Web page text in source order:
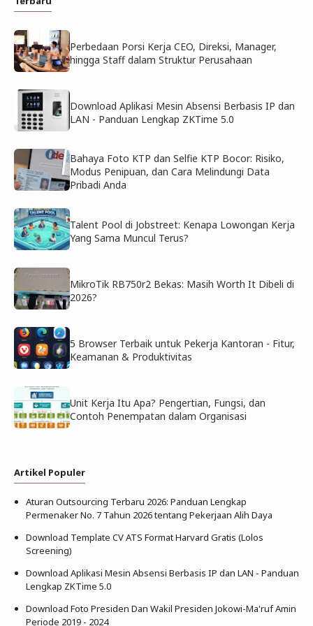
Perbedaan Porsi Kerja CEO, Direksi, Manager,
hingga Staff dalam Struktur Perusahaan
Download Aplikasi Mesin Absensi Berbasis IP dan
LAN - Panduan Lengkap ZKTime 5.0
Bahaya Foto KTP dan Selfie KTP Bocor: Risiko,
Modus Penipuan, dan Cara Melindungi Data
Pribadi Anda
Talent Pool di Jobstreet: Kenapa Lowongan Kerja
Yang Sama Muncul Terus?
MikroTik RB750r2 Bekas: Masih Worth It Dibeli di
2026?
5 Browser Terbaik untuk Pekerja Kantoran - Fitur,
Keamanan & Produktivitas
Unit Kerja Itu Apa? Pengertian, Fungsi, dan
Contoh Penempatan dalam Organisasi
Artikel Populer
Aturan Outsourcing Terbaru 2026: Panduan Lengkap
Permenaker No. 7 Tahun 2026 tentang Pekerjaan Alih Daya
Download Template CV ATS Format Harvard Gratis (Lolos
Screening)
Download Aplikasi Mesin Absensi Berbasis IP dan LAN - Panduan
Lengkap ZKTime 5.0
Download Foto Presiden Dan Wakil Presiden Jokowi-Ma'ruf Amin
Periode 2019 - 2024